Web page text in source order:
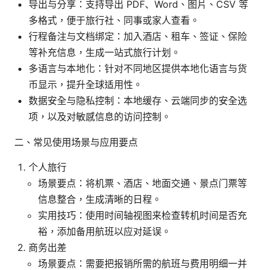
导出与分享：支持导出 PDF、Word、图片、CSV 等
多格式，便于旅行社、同事或家人查看。
行程备注与文档绑定：加入酒店、租车、签证、保险
等补充信息，生成一站式旅行计划。
多语言与本地化：针对不同地区提供本地化语言与货
币显示，提升全球适用性。
数据安全与隐私控制：本地缓存、云端同步的安全选
项，以及对敏感信息的访问控制。
二、常见使用场景与应用要点
个人旅行
场景要点：将机票、酒店、地面交通、景点门票等
信息整合，生成清晰的日程。
实用技巧：使用时间轴视图来检查转机时间是否充
裕，添加备用航班以应对延误。
商务出差
场景要点：需要把报销所需的航班与费用明细一并